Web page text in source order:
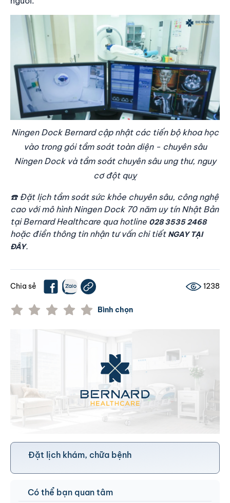
Ningen Dock Bernard cập nhật các tiến bộ khoa học
vào trong gói tầm soát toàn diện - chuyên sâu
Ningen Dock và tầm soát chuyên sâu ung thư, nguy
cơ đột quỵ
☎️ Đặt lịch tầm soát sức khỏe chuyên sâu, công nghệ
cao với mô hình Ningen Dock 70 năm uy tín Nhật Bản
tại Bernard Healthcare qua hotline 028 3535 2468
hoặc điền thông tin nhận tư vấn chi tiết NGAY TẠI
ĐÂY.
Chia sẻ 1238
Bình chọn
Đặt lịch khám, chữa bệnh
Có thể bạn quan tâm